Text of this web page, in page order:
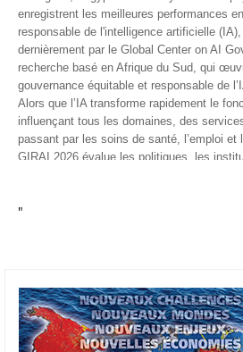
enregistrent les meilleures performances
responsable de l'intelligence artificielle
dernièrement par le Global Center on AI
recherche basé en Afrique du Sud, qui
gouvernance équitable et responsable de
Alors que l’IA transforme rapidement le
influençant tous les domaines, des
passant par les soins de santé, l’emploi et
GIRAI 2026 évalue les politiques, les
conditions générales de gouvernance qui
technologie.
appliquée d'Afrique à À Accra, au Ghana.
mercredi 1er juillet lors du premier Google
américain, qui a également indiqué avoir
d'investir un milliard de dollars sur le
"